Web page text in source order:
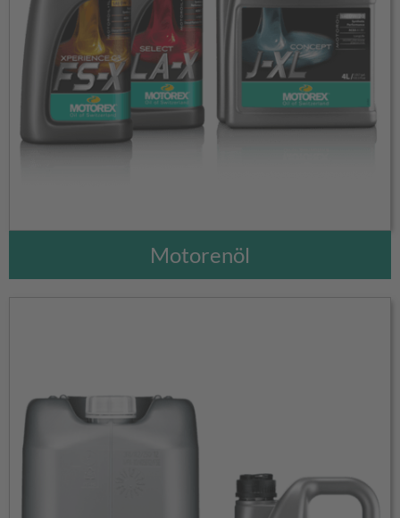
Motorenöl